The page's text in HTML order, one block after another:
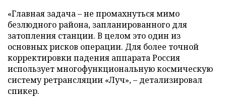
«Главная задача – не промахнуться мимо
безлюдного района, запланированного для
затопления станции. В целом это один из
основных рисков операции. Для более точной
корректировки падения аппарата Россия
использует многофункциональную космическую
систему ретрансляции «Луч», – детализировал
спикер.